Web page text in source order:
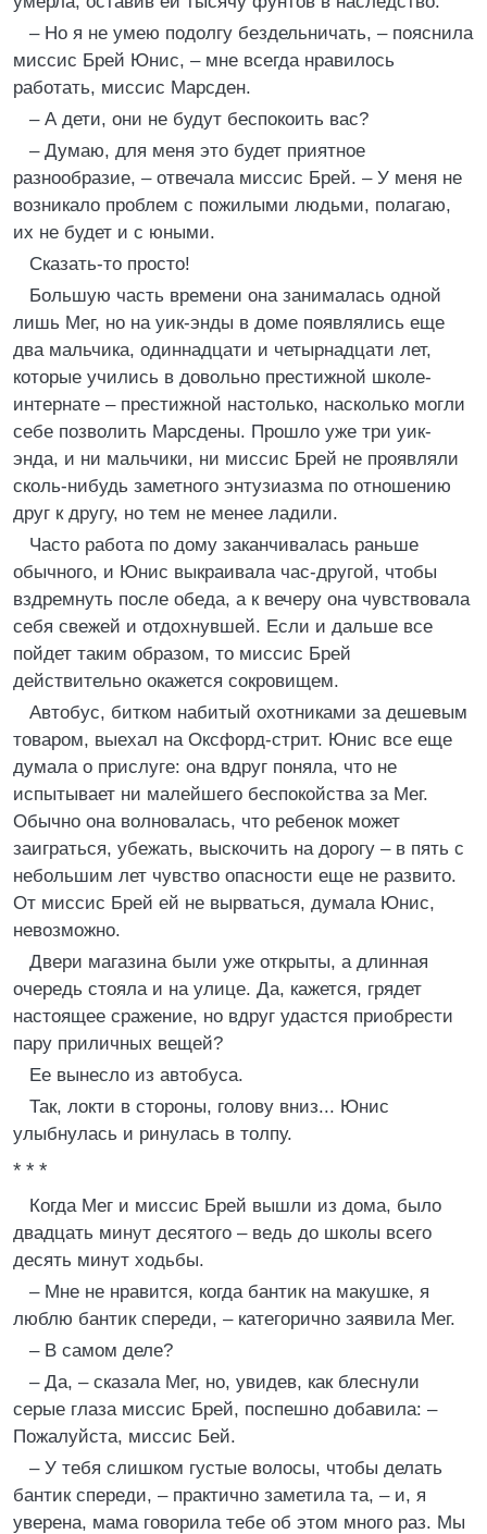
– Но я не умею подолгу бездельничать, – пояснила
миссис Брей Юнис, – мне всегда нравилось
работать, миссис Марсден.
– А дети, они не будут беспокоить вас?
– Думаю, для меня это будет приятное
разнообразие, – отвечала миссис Брей. – У меня не
возникало проблем с пожилыми людьми, полагаю,
их не будет и с юными.
Сказать-то просто!
Большую часть времени она занималась одной
лишь Мег, но на уик-энды в доме появлялись еще
два мальчика, одиннадцати и четырнадцати лет,
которые учились в довольно престижной школе-
интернате – престижной настолько, насколько могли
себе позволить Марсдены. Прошло уже три уик-
энда, и ни мальчики, ни миссис Брей не проявляли
сколь-нибудь заметного энтузиазма по отношению
друг к другу, но тем не менее ладили.
Часто работа по дому заканчивалась раньше
обычного, и Юнис выкраивала час-другой, чтобы
вздремнуть после обеда, а к вечеру она чувствовала
себя свежей и отдохнувшей. Если и дальше все
пойдет таким образом, то миссис Брей
действительно окажется сокровищем.
Автобус, битком набитый охотниками за дешевым
товаром, выехал на Оксфорд-стрит. Юнис все еще
думала о прислуге: она вдруг поняла, что не
испытывает ни малейшего беспокойства за Мег.
Обычно она волновалась, что ребенок может
заиграться, убежать, выскочить на дорогу – в пять с
небольшим лет чувство опасности еще не развито.
От миссис Брей ей не вырваться, думала Юнис,
невозможно.
Двери магазина были уже открыты, а длинная
очередь стояла и на улице. Да, кажется, грядет
настоящее сражение, но вдруг удастся приобрести
пару приличных вещей?
Ее вынесло из автобуса.
Так, локти в стороны, голову вниз... Юнис
улыбнулась и ринулась в толпу.
* * *
Когда Мег и миссис Брей вышли из дома, было
двадцать минут десятого – ведь до школы всего
десять минут ходьбы.
– Мне не нравится, когда бантик на макушке, я
люблю бантик спереди, – категорично заявила Мег.
– В самом деле?
– Да, – сказала Мег, но, увидев, как блеснули
серые глаза миссис Брей, поспешно добавила: –
Пожалуйста, миссис Бей.
– У тебя слишком густые волосы, чтобы делать
бантик спереди, – практично заметила та, – и, я
уверена, мама говорила тебе об этом много раз. Мы